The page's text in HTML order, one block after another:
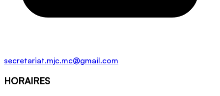
secretariat.mjc.mc@gmail.com
HORAIRES